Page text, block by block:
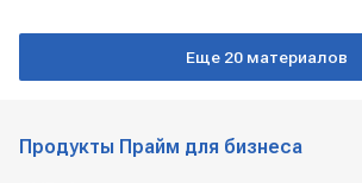
Еще 20 материалов
Продукты Прайм для бизнеса